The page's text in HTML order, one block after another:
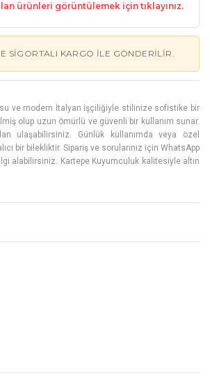
ürünleri görüntülemek için tıklayınız.
SIGORTALI KARGO ILE GÖNDERILIR.
ve modern İtalyan işçiliğiyle stilinize sofistike bir
olup uzun ömürlü ve güvenli bir kullanım sunar.
ulaşabilirsiniz. Günlük kullanımda veya özel
bir bilekliktir. Sipariş ve sorularınız için WhatsApp
alabilirsiniz. Kartepe Kuyumculuk kalitesiyle altın